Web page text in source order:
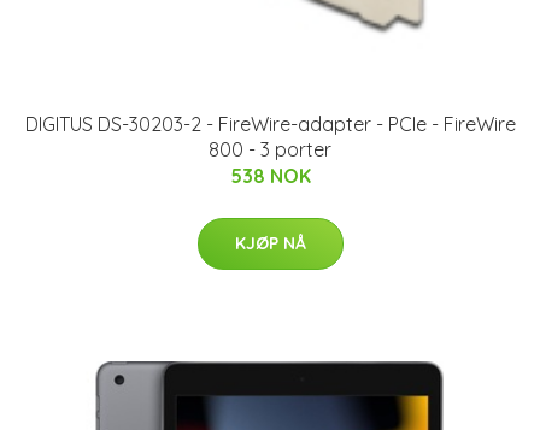
DIGITUS DS-30203-2 - FireWire-adapter - PCIe - FireWire
800 - 3 porter
538 NOK
KJØP NÅ